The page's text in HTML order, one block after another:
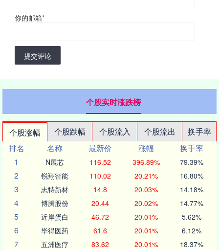
你的邮箱*
提交评论
个股实时涨跌榜
个股涨幅 个股跌幅 个股流入 个股流出
换手率
排名
名称 最新价 涨幅
换手率
1
N展芯 116.52 396.89% 79.39%
2 锐翔智能 110.02 20.21% 16.80%
3 志特新材 14.8 20.03% 14.18%
4 博腾股份 20.44 20.02% 14.77%
5 近岸蛋白 46.72 20.01% 5.62%
6 毕得医药 61.6 20.01% 6.12%
7 五洲医疗 83.62 20.01% 18.37%